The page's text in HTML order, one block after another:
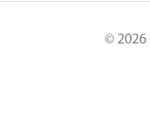
© 2026